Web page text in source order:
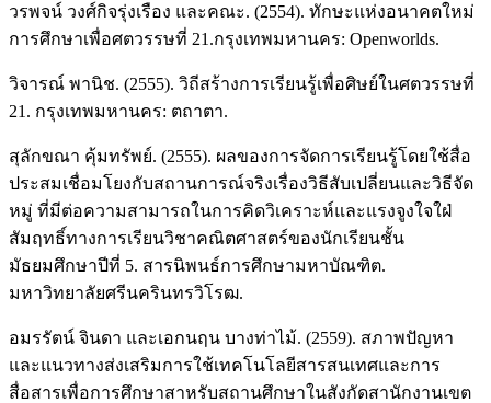
วรพจน์ วงศ์กิจรุ่งเรือง และคณะ. (2554). ทักษะแห่งอนาคตใหม่
การศึกษาเพื่อศตวรรษที่ 21.กรุงเทพมหานคร: Openworlds.
วิจารณ์ พานิช. (2555). วิถีสร้างการเรียนรู้เพื่อศิษย์ในศตวรรษที่
21. กรุงเทพมหานคร: ตถาตา.
สุลักขณา คุ้มทรัพย์. (2555). ผลของการจัดการเรียนรู้โดยใช้สื่อ
ประสมเชื่อมโยงกับสถานการณ์จริงเรื่องวิธีสับเปลี่ยนและวิธีจัด
หมู่ ที่มีต่อความสามารถในการคิดวิเคราะห์และแรงจูงใจใฝ่
สัมฤทธิ์ทางการเรียนวิชาคณิตศาสตร์ของนักเรียนชั้น
มัธยมศึกษาปีที่ 5. สารนิพนธ์การศึกษามหาบัณฑิต.
มหาวิทยาลัยศรีนครินทรวิโรฒ.
อมรรัตน์ จินดา และเอกนฤน บางท่าไม้. (2559). สภาพปัญหา
และแนวทางส่งเสริมการใช้เทคโนโลยีสารสนเทศและการ
สื่อสารเพื่อการศึกษาสาหรับสถานศึกษาในสังกัดสานักงานเขต